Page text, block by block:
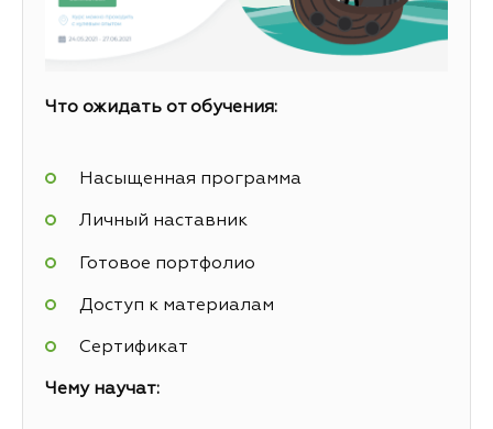
Что ожидать от обучения:
Насыщенная программа
Личный наставник
Готовое портфолио
Доступ к материалам
Сертификат
Чему научат: